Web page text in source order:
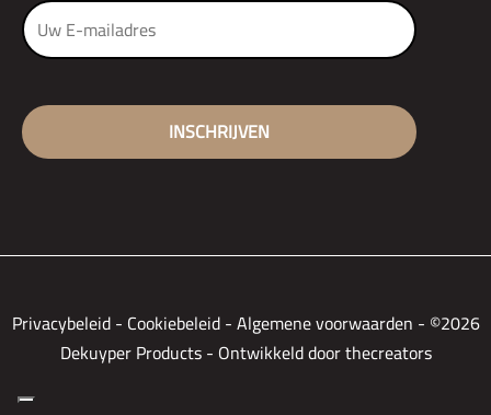
Privacybeleid- Cookiebeleid-Algemene voorwaarden - ©2026
Dekuyper Products - Ontwikkeld door thecreators